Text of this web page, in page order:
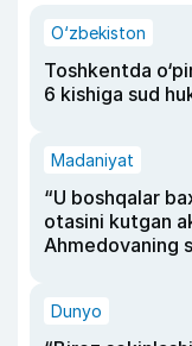
O‘zbekiston
Toshkentda
6 kishiga sud
Madaniyat
“U boshqalar
otasini kutgan
Ahmedovaning
Dunyo